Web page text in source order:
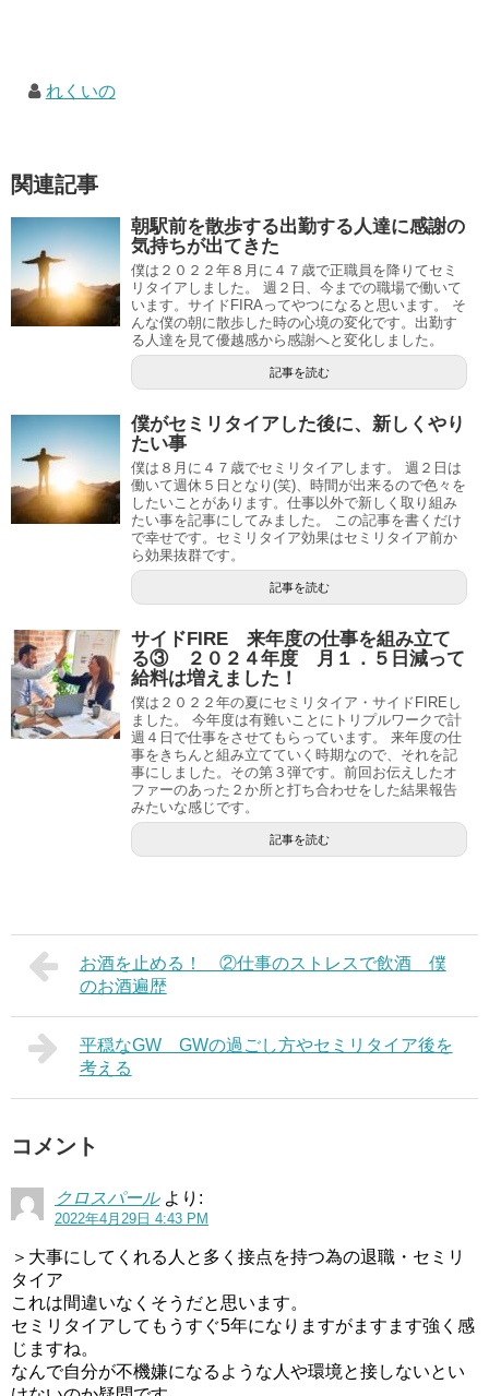
れくいの
関連記事
朝駅前を散歩する出勤する人達に感謝の
気持ちが出てきた
僕は２０２２年８月に４７歳で正職員を降りてセミ
リタイアしました。 週２日、今までの職場で働いて
います。サイドFIRAってやつになると思います。 そ
んな僕の朝に散歩した時の心境の変化です。出勤す
る人達を見て優越感から感謝へと変化しました。
記事を読む
僕がセミリタイアした後に、新しくやり
たい事
僕は８月に４７歳でセミリタイアします。 週２日は
働いて週休５日となり(笑)、時間が出来るので色々を
したいことがあります。仕事以外で新しく取り組み
たい事を記事にしてみました。 この記事を書くだけ
で幸せです。セミリタイア効果はセミリタイア前か
ら効果抜群です。
記事を読む
サイドFIRE 来年度の仕事を組み立て
る③ ２０２４年度 月１．５日減って
給料は増えました！
僕は２０２２年の夏にセミリタイア・サイドFIREし
ました。 今年度は有難いことにトリプルワークで計
週４日で仕事をさせてもらっています。 来年度の仕
事をきちんと組み立てていく時期なので、それを記
事にしました。その第３弾です。前回お伝えしたオ
ファーのあった２か所と打ち合わせをした結果報告
みたいな感じです。
記事を読む
お酒を止める！ ②仕事のストレスで飲酒 僕
のお酒遍歴
平穏なGW GWの過ごし方やセミリタイア後を
考える
コメント
クロスパール より:
2022年4月29日 4:43 PM
＞大事にしてくれる人と多く接点を持つ為の退職・セミリ
タイア
これは間違いなくそうだと思います。
セミリタイアしてもうすぐ5年になりますがますます強く感
じますね。
なんで自分が不機嫌になるような人や環境と接しないとい